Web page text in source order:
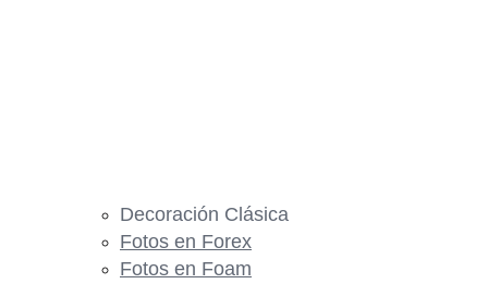
Decoración Clásica
Fotos en Forex
Fotos en Foam